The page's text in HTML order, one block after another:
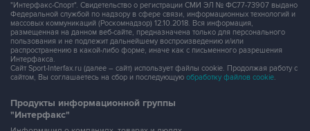
"Интерфакс-Спорт". Свидетельство о регистрации СМИ ЭЛ № ФС77-73907 выдано
Федеральной службой по надзору в сфере связи, информационных технологий и
массовых коммуникаций (Роскомнадзор) 12.10.2018. Вся информация,
размещенная на данном веб-сайте, предназначена только для персонального
пользования и не подлежит дальнейшему воспроизведению и/или
распространению в какой-либо форме, иначе как с письменного разрешения
Интерфакса.
Сайт Sport-Interfax.ru (далее – сайт) использует файлы cookie. Продолжая работу с
сайтом, Вы соглашаетесь на сбор и последующую обработку файлов cookie.
Продукты информационной группы
"Интерфакс"